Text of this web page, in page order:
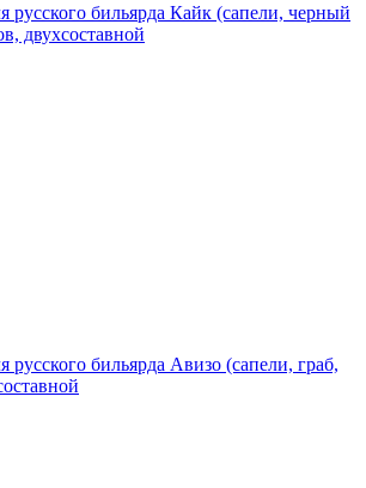
русского бильярда Кайк (сапели, черный
двухсоставной
бильярда Авизо (сапели, граб,